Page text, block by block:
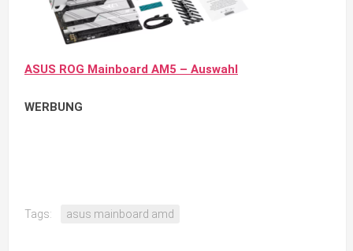
ASUS ROG Mainboard AM5 – Auswahl
WERBUNG
Tags: asus mainboard amd